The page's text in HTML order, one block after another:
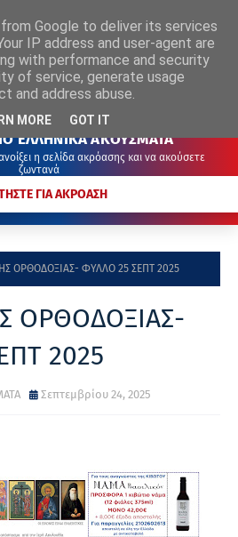
ΡΑΔΙΟ
ΑΚΟΥΣΜΑΤΑ
ΕΛΛΗΝΙΚΑ ΑΚΟΥΣΜΑΤΑ
η σελίδα ακρόασης και να ακούσετε
ζωντανά
ΓΙΑ ΑΚΡΟΑΣΗ
ΟΡΘΟΔΟΞΙΑΣ- ΦΥΛΛΟ 25 ΣΕΠΤ 2025
ΟΡΘΟΔΟΞΙΑΣ-
2025
Σεπτεμβρίου 24, 2025
Google to deliver its services
IP address and user-agent are
with performance and security
of service, generate usage
and address abuse.
MORE GOT IT